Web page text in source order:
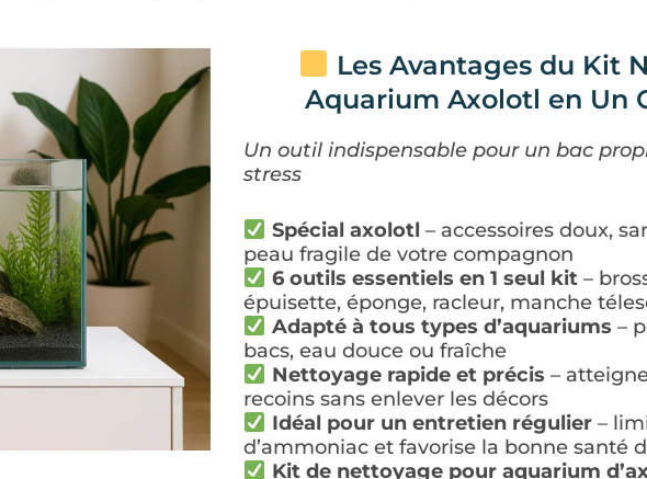
Les Avantages du Kit
Aquarium Axolotl en Un
Un outil indispensable pour un bac
stress
Spécial axolotl – accessoires doux,
peau fragile de votre compagnon
6 outils essentiels en 1 seul kit–
épuisette, éponge, racleur, manche
Adapté à tous types d’aquariums –
bacs, eau douce ou fraîche
Nettoyage rapide et précis –
recoins sans enlever les décors
Idéal pour un entretien régulier–
d’ammoniac et favorise la bonne santé
Kit de nettoyage pour aquarium